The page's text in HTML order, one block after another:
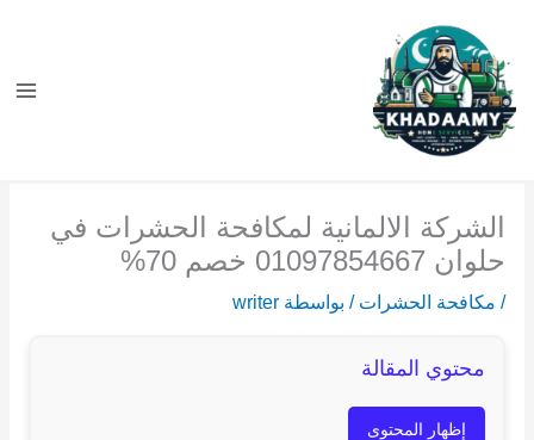
المحتوى
الشركة الالمانية لمكافحة الحشرات في
حلوان 01097854667 خصم 70%
/ مكافحة الحشرات / بواسطة writer
محتوي المقالة
إظهار المحتوى